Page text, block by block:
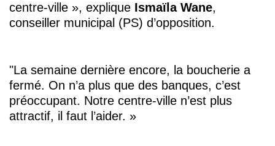
centre-ville », explique Ismaïla Wane,
conseiller municipal (PS) d’opposition.
"La semaine dernière encore, la boucherie a
fermé. On n’a plus que des banques, c’est
préoccupant. Notre centre-ville n’est plus
attractif, il faut l’aider. »